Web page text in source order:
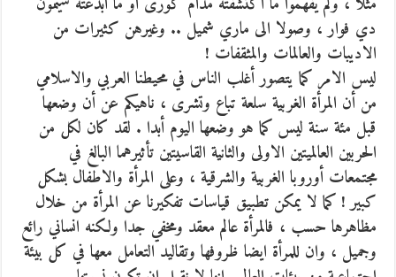
دي فوار ، وصولا الى ماري شميل .. وغيرهن كثيرات من
الاديبات والعالمات والمثقفات !
ليس الامر كما يتصور أغلب الناس في محيطنا العربي والاسلامي
من أن المرأة الغربية سلعة تباع وتشرى ، ناهيكم عن أن وضعها
قبل مئة سنة ليس كما هو وضعها اليوم أبدا . لقد كان لكل من
الحربين العالميتين الاولى والثانية القاسيتين تأثيرهما البالغ في
مجتمعات أوروبا الغربية والشرقية ، وعلى المرأة والاطفال بشكل
كبير ! كما لا يمكن تطبيق قياسات تفكيرنا عن المرأة من خلال
مظاهرها حسب ، فالمرأة عالم معقد ومخفي جدا ولكنه انساني رائع
وجميل ، وان للمرأة ايضا ظروفها وتقاليد التعامل معها في كل بيئة